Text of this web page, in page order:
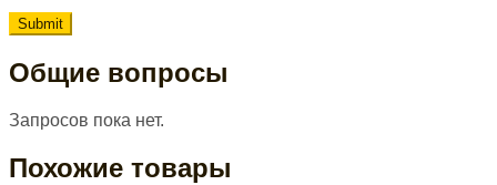
Общие вопросы
Запросов пока нет.
Похожие товары